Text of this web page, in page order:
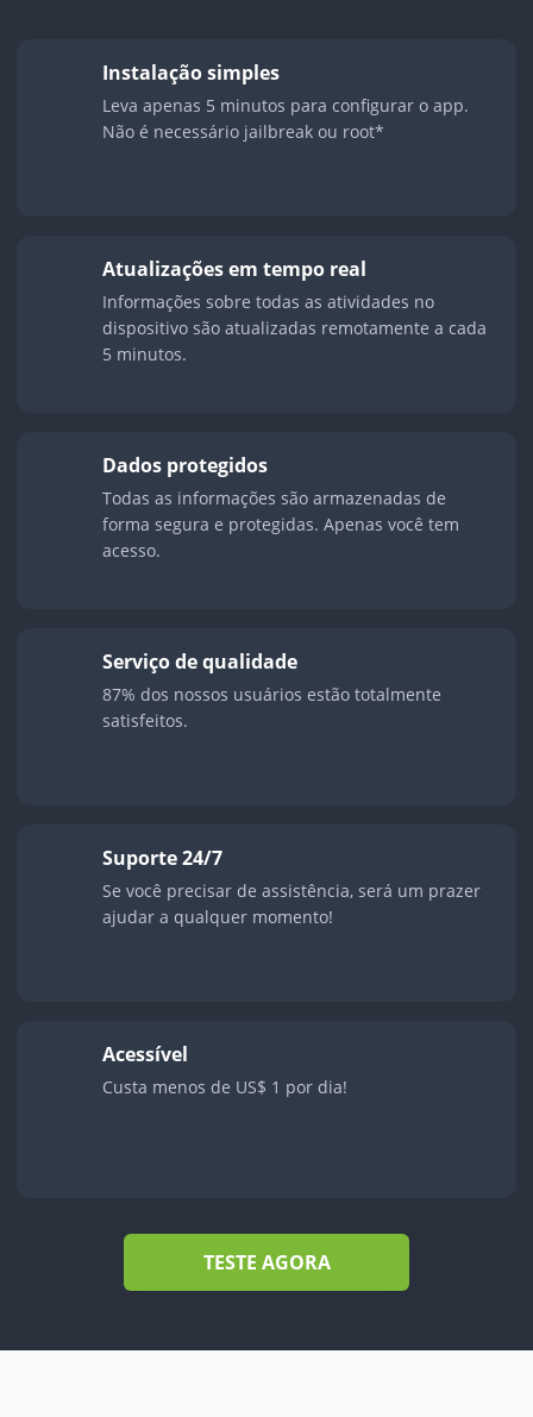
Instalação simples
Leva apenas 5 minutos para configurar o app.
Não é necessário jailbreak ou root*
Atualizações em tempo real
Informações sobre todas as atividades no
dispositivo são atualizadas remotamente a cada
5 minutos.
Dados protegidos
Todas as informações são armazenadas de
forma segura e protegidas. Apenas você tem
acesso.
Serviço de qualidade
87% dos nossos usuários estão totalmente
satisfeitos.
Suporte 24/7
Se você precisar de assistência, será um prazer
ajudar a qualquer momento!
Acessível
Custa menos de US$ 1 por dia!
TESTE AGORA